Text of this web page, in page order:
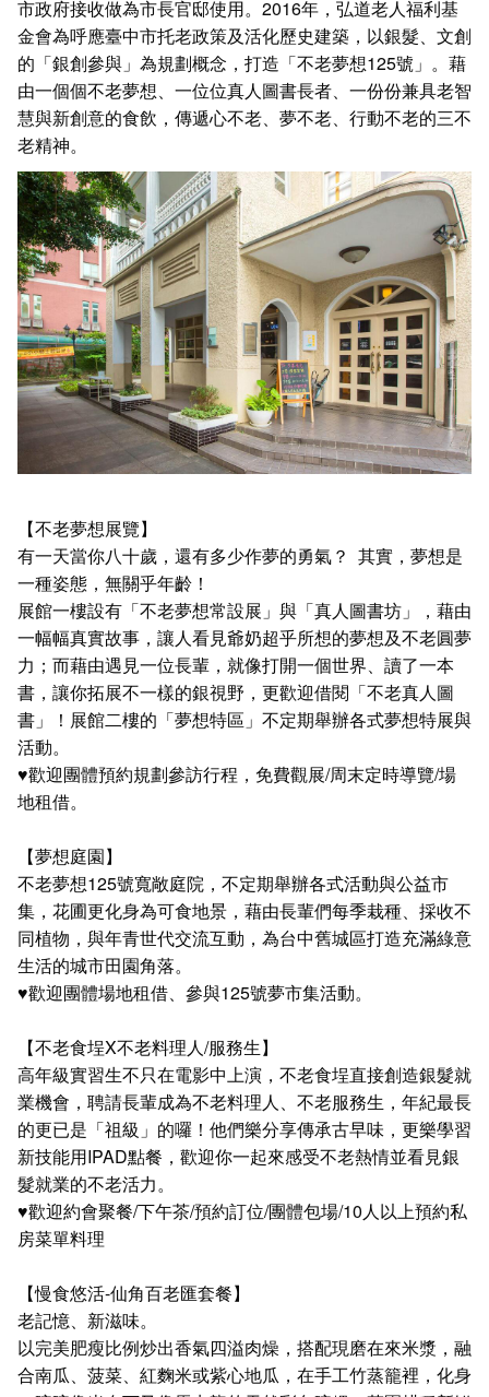
市政府接收做為市長官邸使用。 2016年，弘道老人福利基
金會為呼應臺中市托老政策及活化歷史建築，以銀髮、文創
的「銀創參與」為規劃概念，打造「不老夢想125號」。藉
由一個個不老夢想、一位位真人圖書長者、一份份兼具老智
慧與新創意的食飲，傳遞心不老、夢不老、行動不老的三不
老精神。
【不老夢想展覽】
有一天當你八十歲，還有多少作夢的勇氣？ 其實，夢想是
一種姿態，無關乎年齡！
展館一樓設有「不老夢想常設展」與「真人圖書坊」，藉由
一幅幅真實故事，讓人看見爺奶超乎所想的夢想及不老圓夢
力；而藉由遇見一位長輩，就像打開一個世界、讀了一本
書，讓你拓展不一樣的銀視野，更歡迎借閱「不老真人圖
書」！展館二樓的「夢想特區」不定期舉辦各式夢想特展與
活動。
♥歡迎團體預約規劃參訪行程，免費觀展/周末定時導覽/場
地租借。
【夢想庭園】
不老夢想125號寬敞庭院，不定期舉辦各式活動與公益市
集，花圃更化身為可食地景，藉由長輩們每季栽種、採收不
同植物，與年青世代交流互動，為台中舊城區打造充滿綠意
生活的城市田園角落。
♥歡迎團體場地租借、參與125號夢市集活動。
【不老食埕X不老料理人/服務生】
高年級實習生不只在電影中上演，不老食埕直接創造銀髮就
業機會，聘請長輩成為不老料理人、不老服務生，年紀最長
的更已是「祖級」的囉！他們樂分享傳承古早味，更樂學習
新技能用IPAD點餐，歡迎你一起來感受不老熱情並看見銀
髮就業的不老活力。
♥歡迎約會聚餐/下午茶/預約訂位/團體包場/10人以上預約私
房菜單料理
【慢食悠活-仙角百老匯套餐】
老記憶、新滋味。
以完美肥瘦比例炒出香氣四溢肉燥，搭配現磨在來米漿，融
合南瓜、菠菜、紅麴米或紫心地瓜，在手工竹蒸籠裡，化身